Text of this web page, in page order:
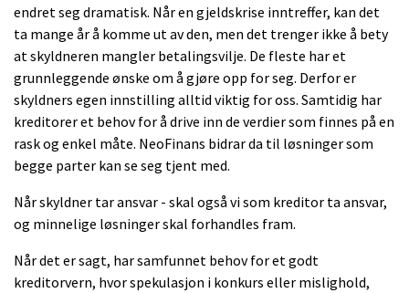
endret seg dramatisk. Når en gjeldskrise inntreffer, kan det
ta mange år å komme ut av den, men det trenger ikke å bety
at skyldneren mangler betalingsvilje. De fleste har et
grunnleggende ønske om å gjøre opp for seg. Derfor er
skyldners egen innstilling alltid viktig for oss. Samtidig har
kreditorer et behov for å drive inn de verdier som finnes på en
rask og enkel måte. NeoFinans bidrar da til løsninger som
begge parter kan se seg tjent med.
Når skyldner tar ansvar - skal også vi som kreditor ta ansvar,
og minnelige løsninger skal forhandles fram.
Når det er sagt, har samfunnet behov for et godt
kreditorvern, hvor spekulasjon i konkurs eller mislighold,